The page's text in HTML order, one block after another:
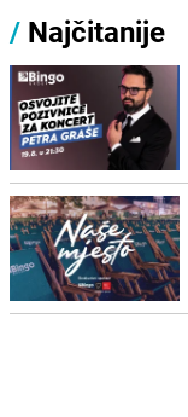
/ Najčitanije